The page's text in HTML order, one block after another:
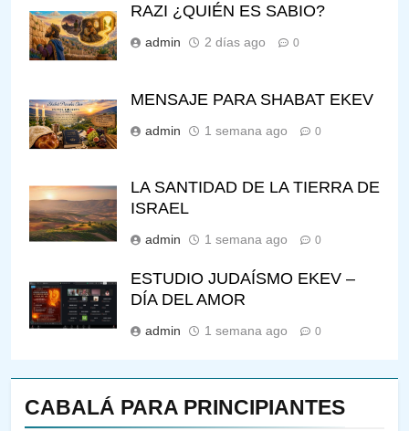
CABALÁ PARA PRINCIPIANTES
RAZI ¿QUIÉN ES SABIO?
admin 2 días ago 0
MENSAJE PARA SHABAT EKEV
admin 1 semana ago 0
LA SANTIDAD DE LA TIERRA DE
ISRAEL
admin 1 semana ago 0
ESTUDIO JUDAÍSMO EKEV –
DÍA DEL AMOR
admin 1 semana ago 0